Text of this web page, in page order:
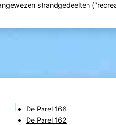
strandgedeelten
De Parel 166
De Parel 162